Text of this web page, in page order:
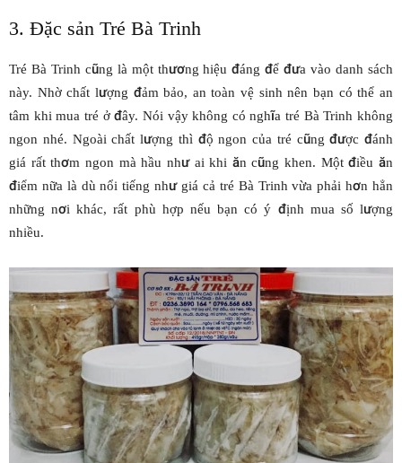
3. Đặc sản Tré Bà Trinh
Tré Bà Trinh cũng là một thương hiệu đáng để đưa vào danh sách
này. Nhờ chất lượng đảm bảo, an toàn vệ sinh nên bạn có thể an
tâm khi mua tré ở đây. Nói vậy không có nghĩa tré Bà Trinh không
ngon nhé. Ngoài chất lượng thì độ ngon của tré cũng được đánh
giá rất thơm ngon mà hầu như ai khi ăn cũng khen. Một điều ăn
điểm nữa là dù nổi tiếng như giá cả tré Bà Trinh vừa phải hơn hẳn
những nơi khác, rất phù hợp nếu bạn có ý định mua số lượng
nhiều.